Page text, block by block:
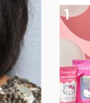
1